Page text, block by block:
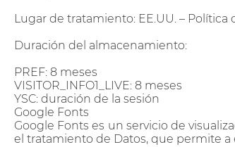
Lugar de tratamiento: EE.UU. – Política
Duración del almacenamiento:
PREF: 8 meses
VISITOR_INFO1_LIVE: 8 meses
YSC: duración de la sesión
Google Fonts
Google Fonts es un servicio de
el tratamiento de Datos, que permite